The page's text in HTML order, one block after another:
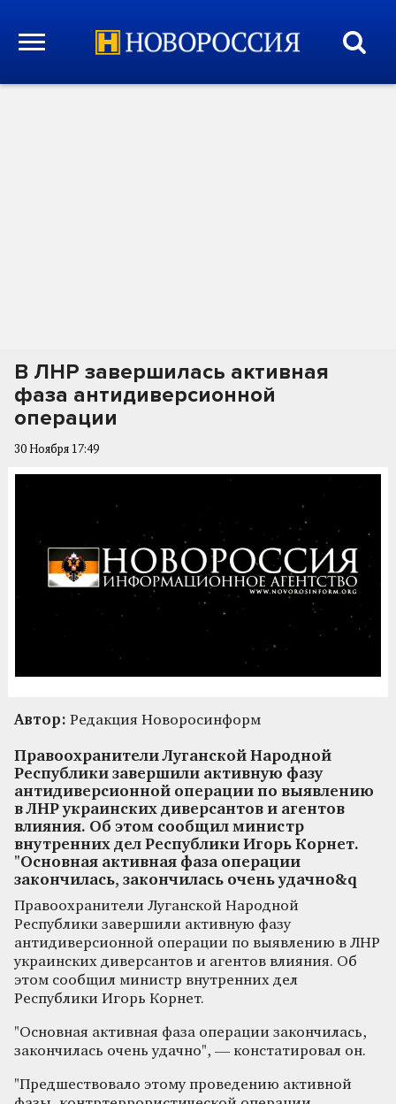
В ЛНР завершилась активная
фаза антидиверсионной
операции
30 Ноября 17:49
Автор: Редакция Новоросинформ
Правоохранители Луганской Народной
Республики завершили активную фазу
антидиверсионной операции по выявлению
в ЛНР украинских диверсантов и агентов
влияния. Об этом сообщил министр
внутренних дел Республики Игорь Корнет.
"Основная активная фаза операции
закончилась, закончилась очень удачно&q
Правоохранители Луганской Народной
Республики завершили активную фазу
антидиверсионной операции по выявлению в ЛНР
украинских диверсантов и агентов влияния. Об
этом сообщил министр внутренних дел
Республики Игорь Корнет.
"Основная активная фаза операции закончилась,
закончилась очень удачно", — констатировал он.
"Предшествовало этому проведению активной